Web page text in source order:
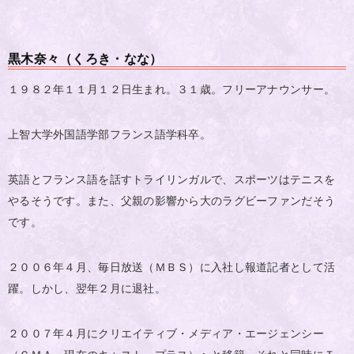
黒木奈々（くろき・なな）
１９８２年１１月１２日生まれ。３１歳。フリーアナウンサー。
上智大学外国語学部フランス語学科卒。
英語とフランス語を話すトライリンガルで、スポーツはテニスを
やるそうです。また、父親の影響から大のラグビーファンだそう
です。
２００６年４月、毎日放送（ＭＢＳ）に入社し報道記者として活
躍。しかし、翌年２月に退社。
２００７年４月にクリエイティブ・メディア・エージェンシー